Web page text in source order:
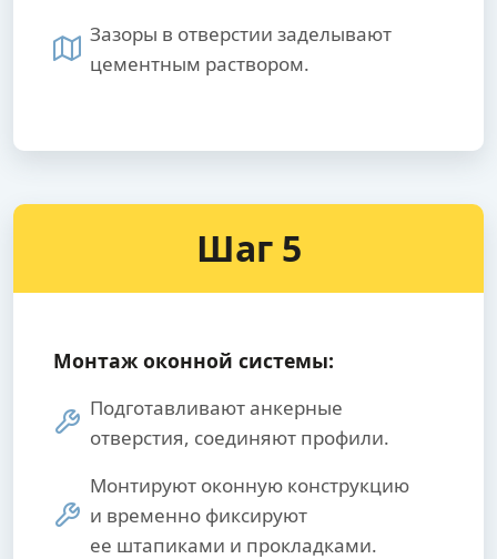
Зазоры в отверстии заделывают
цементным раствором.
Шаг 5
Монтаж оконной системы:
Подготавливают анкерные
отверстия, соединяют профили.
Монтируют оконную конструкцию
и временно фиксируют
ее штапиками и прокладками.